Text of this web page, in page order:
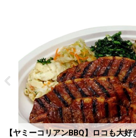
ラハイナ・チキン